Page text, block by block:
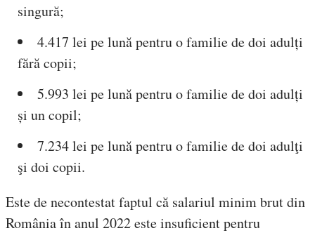
singură;
4.417 lei pe lună pentru o familie de doi adulți
fără copii;
5.993 lei pe lună pentru o familie de doi adulți
și un copil;
7.234 lei pe lună pentru o familie de doi adulţi
şi doi copii.
Este de necontestat faptul că salariul minim brut din
România în anul 2022 este insuficient pentru